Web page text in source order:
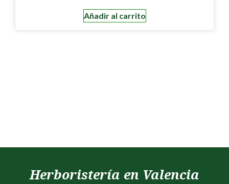
Añadir al carrito
Herboristería en Valencia